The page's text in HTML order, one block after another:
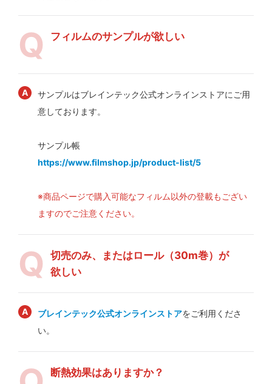
フィルムのサンプルが欲しい
サンプルはブレインテック公式オンラインストアにご用
意しております。
サンプル帳
https://www.filmshop.jp/product-list/5
※商品ページで購入可能なフィルム以外の登載もござい
ますのでご注意ください。
切売のみ、またはロール（30m巻）が
欲しい
ブレインテック公式オンラインストアをご利用くださ
い。
断熱効果はありますか？